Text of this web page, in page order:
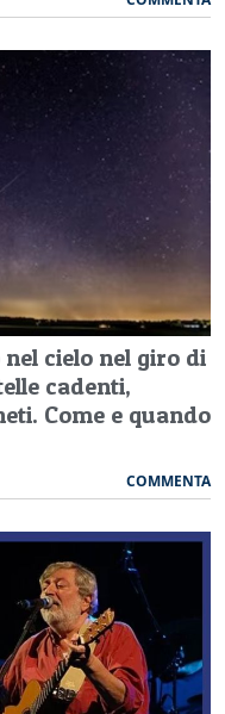
cielo nel giro di
cadenti,
Come e quando
COMMENTA